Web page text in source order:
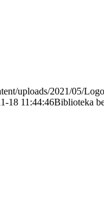
uploads/2021/05/
18 11:44:46Biblioteka